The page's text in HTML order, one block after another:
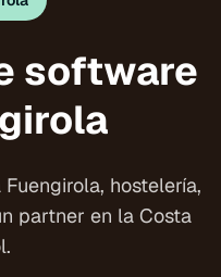
software
hostelería,
partner en la Costa